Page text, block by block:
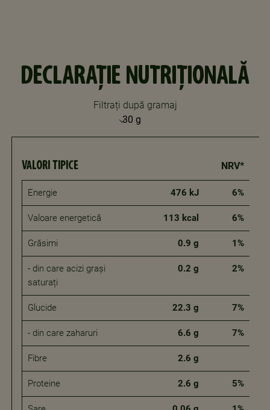
DECLARAȚIE NUTRIȚIONALĂ
Filtrați după gramaj
VALORI TIPICE NRV*
Energie 476 kJ 6%
Valoare energetică 113 kcal 6%
Grăsimi 0.9 g 1%
- din care acizi grași
saturați
0.2 g 2%
Glucide 22.3 g 7%
- din care zaharuri 6.6 g 7%
Fibre 2.6 g
Proteine 2.6 g 5%